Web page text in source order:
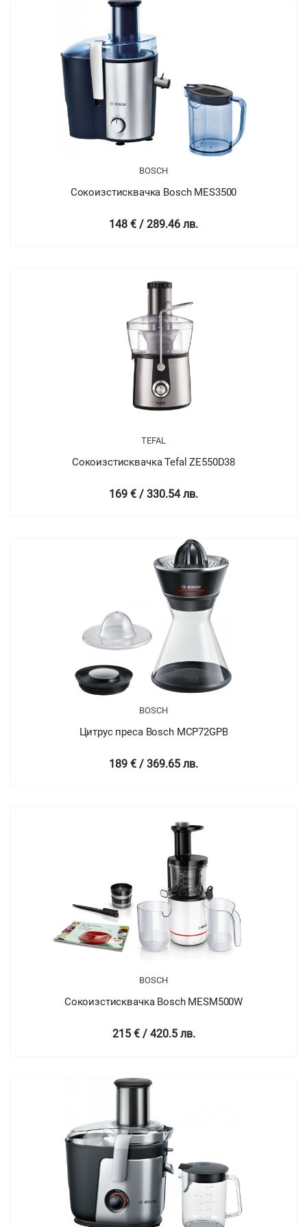
BOSCH
Сокоизстисквачка Bosch MES3500
148 € / 289.46 лв.
TEFAL
Сокоизстисквачка Tefal ZE550D38
169 € / 330.54 лв.
BOSCH
Цитрус преса Bosch MCP72GPB
189 € / 369.65 лв.
BOSCH
Сокоизстисквачка Bosch MESM500W
215 € / 420.5 лв.